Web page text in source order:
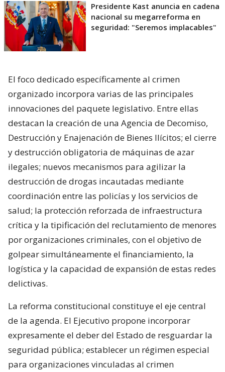
Presidente Kast anuncia en cadena
nacional su megarreforma en
seguridad: "Seremos implacables"
El foco dedicado específicamente al crimen
organizado incorpora varias de las principales
innovaciones del paquete legislativo. Entre ellas
destacan la creación de una Agencia de Decomiso,
Destrucción y Enajenación de Bienes Ilícitos; el cierre
y destrucción obligatoria de máquinas de azar
ilegales; nuevos mecanismos para agilizar la
destrucción de drogas incautadas mediante
coordinación entre las policías y los servicios de
salud; la protección reforzada de infraestructura
crítica y la tipificación del reclutamiento de menores
por organizaciones criminales, con el objetivo de
golpear simultáneamente el financiamiento, la
logística y la capacidad de expansión de estas redes
delictivas.
La reforma constitucional constituye el eje central
de la agenda. El Ejecutivo propone incorporar
expresamente el deber del Estado de resguardar la
seguridad pública; establecer un régimen especial
para organizaciones vinculadas al crimen